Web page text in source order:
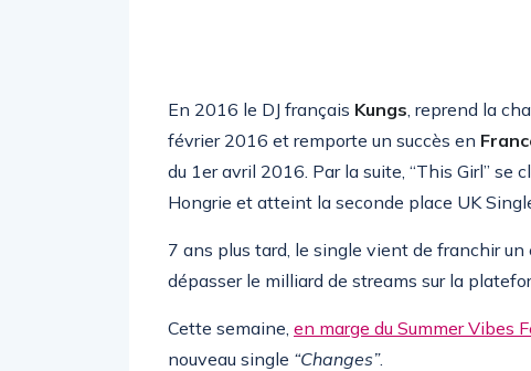
En 2016 le DJ français Kungs, reprend la
février 2016 et remporte un succès en
du 1er avril 2016. Par la suite, “This Girl” se
Hongrie et atteint la seconde place UK
7 ans plus tard, le single vient de franchir
dépasser le milliard de streams sur la
Cette semaine, en marge du Summer Vibes
nouveau single “Changes”.